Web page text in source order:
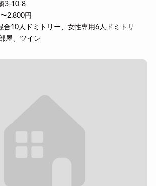
3-10-8
2,800円
合10人ドミトリー、女性専用6人ドミトリ
屋、ツイン